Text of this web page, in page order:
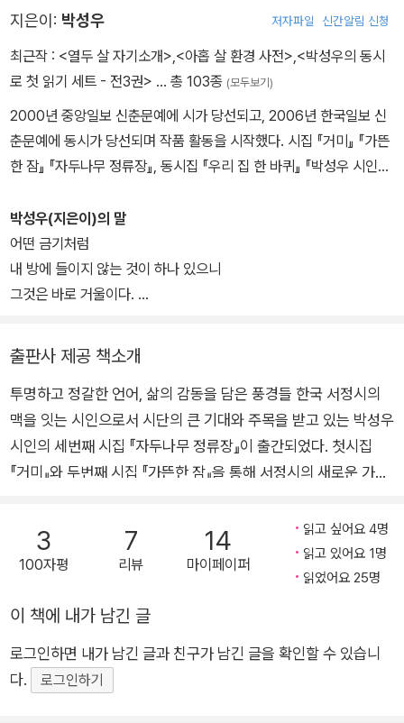
날 지경이다. 남도 말맛을 사용한 그의 익살은 우리가 흔히 보아온 걸
상한 품격을 지니고 있다. 투명하고 정갈한 아름다움. 조용하게 던지
는 그의 말들이 이러한 아름다움을 담는 그릇으로 쓰일 수 있다는 것
이 놀랍다. 새로운 언어의 발견이라고 감히 말하고 싶다.
지은이: 박성우 저자파일 신간알림 신청
최근작 : <열두 살 자기소개>,<아홉 살 환경 사전>,<박성우의 동시
로 첫 읽기 세트 - 전3권> … 총 103종 (모두보기)
2000년 중앙일보 신춘문예에 시가 당선되고, 2006년 한국일보 신
춘문예에 동시가 당선되며 작품 활동을 시작했다. 시집 『거미』 『가뜬
한 잠』 『자두나무 정류장』, 동시집 『우리 집 한 바퀴』 『박성우 시인의
빨강』 『사과가 필요해』, 어린이책 『아홉 살 마음 사전』 『열두 살 장래
희망』 등을 냈다.
박성우(지은이)의 말
어떤 금기처럼
내 방에 들이지 않는 것이 하나 있으니
그것은 바로 거울이다.
오직 내가 쓴 시뿐이므로.
2011년 11월
출판사 제공 책소개
투명하고 정갈한 언어, 삶의 감동을 담은 풍경들 한국 서정시의
맥을 잇는 시인으로서 시단의 큰 기대와 주목을 받고 있는 박성우
시인의 세번째 시집 『자두나무 정류장』이 출간되었다. 첫시집
『거미』와 두번째 시집 『가뜬한 잠』을 통해 서정시의 새로운 가능
끼며 겪은 체험 속에서 가식 없는 정갈한 언어를 일구어 따뜻하고
아름다운 서정의 세계를 그린다. 행간에서 출렁거리는 곰삭은 시
어와 감각적이고 정밀한 묘사가 곳곳에서 은은한 빛을 반짝이며
잔잔한 감동을 자아낸다. 공동체적 삶의 회복을 지향해온 시인은
이번 시집에서 가족의 울타리를 넘어서 농경문화적 전통이 살아
숨쉬는 “외딴 강마을”(「자두나무 정류장」)을 주요 시적 공간으로
삼는다. “발 동동거릴 일 없이 느긋”(「나흘 폭설)한 그곳에서는
3
100자평
7
리뷰
14
마이페이퍼
읽고 싶어요 4명
읽고 있어요 1명
읽었어요 25명
이 책에 내가 남긴 글
로그인하면 내가 남긴 글과 친구가 남긴 글을 확인할 수 있습니
다.
로그인하기